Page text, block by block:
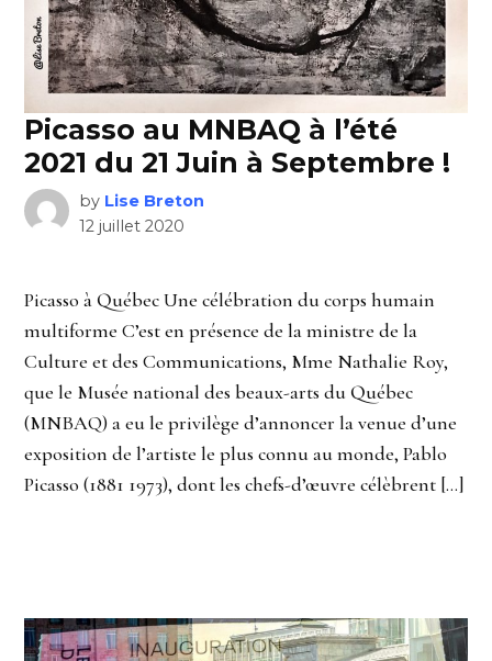
Picasso au MNBAQ à l’été
2021 du 21 Juin à Septembre !
by Lise Breton
12 juillet 2020
Picasso à Québec Une célébration du corps humain
multiforme C’est en présence de la ministre de la
Culture et des Communications, Mme Nathalie Roy,
que le Musée national des beaux-arts du Québec
(MNBAQ) a eu le privilège d’annoncer la venue d’une
exposition de l’artiste le plus connu au monde, Pablo
Picasso (1881 1973), dont les chefs-d’œuvre célèbrent […]